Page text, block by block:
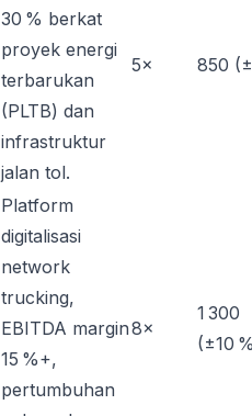
30 % berkat
proyek energi
terbarukan
(PLTB) dan
infrastruktur
jalan tol.
5× 850
Platform
digitalisasi
network
trucking,
EBITDA margin
15 %+,
pertumbuhan
8×
1 300
(±10